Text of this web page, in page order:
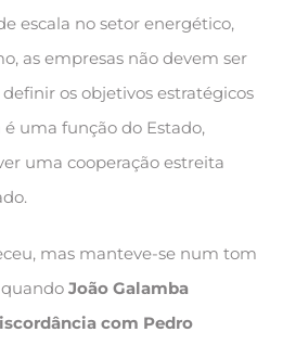
escala no setor energético,
as empresas não devem ser
os objetivos estratégicos
é uma função do Estado,
uma cooperação estreita
mas manteve-se num tom
João Galamba
com Pedro